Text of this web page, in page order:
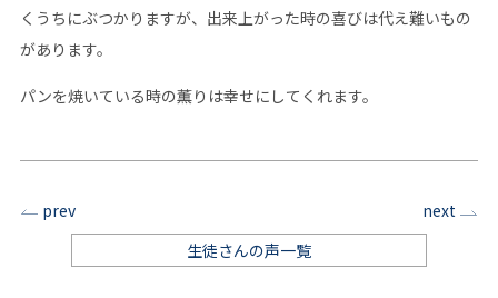
くうちにぶつかりますが、出来上がった時の喜びは代え難いもの
があります。
パンを焼いている時の薫りは幸せにしてくれます。
prev
next
生徒さんの声一覧